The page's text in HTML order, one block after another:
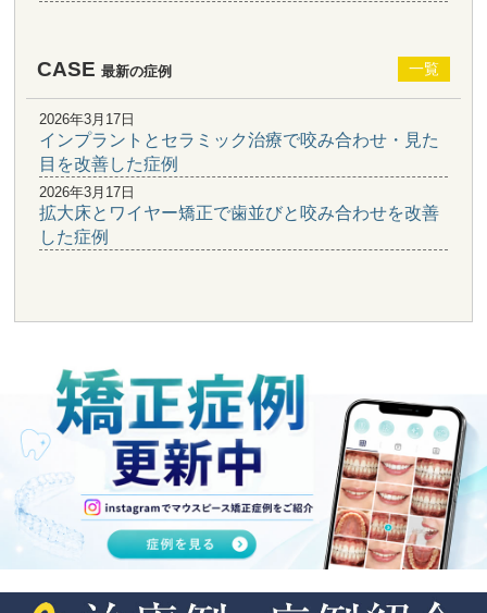
CASE 最新の症例 一覧
2026年3月17日
インプラントとセラミック治療で咬み合わせ・見た
目を改善した症例
2026年3月17日
拡大床とワイヤー矯正で歯並びと咬み合わせを改善
した症例